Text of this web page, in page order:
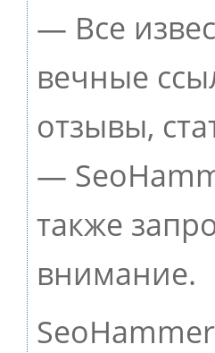
— Все
вечные
отзывы,
—
также
внимание.